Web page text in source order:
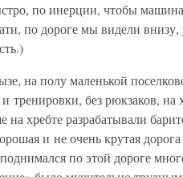
по инерции, чтобы машина
по дороге мы видели
на полу маленькой
тренировки, без рюкзаков,
на хребте разрабатывали
и не очень крутая
по этой дороге